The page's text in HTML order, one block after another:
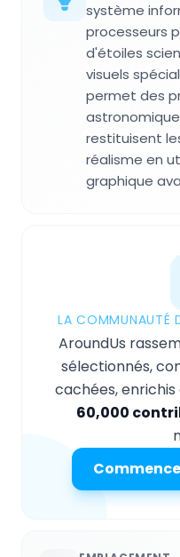
système
processeurs
d'étoiles
visuels
permet des
restituisent
réalisme en
graphique
LA COMMUNAUTÉ
AroundUs
sélectionnés,
cachées,
60,000